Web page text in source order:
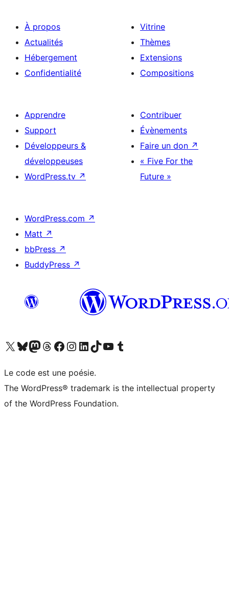
À propos
Actualités
Hébergement
Confidentialité
Vitrine
Thèmes
Extensions
Compositions
Apprendre
Support
Développeurs &
développeuses
WordPress.tv ↗
Contribuer
Évènements
Faire un don ↗
« Five For the
Future »
WordPress.com ↗
Matt ↗
bbPress ↗
BuddyPress ↗
Visitez notre compte X (précédemment Twitter)
Visiter notre compte Bluesky
Visiter notre compte Mastodon
Visiter notre compte Threads
Consulter notre compte Facebook
Consulter notre compte Instagram
Consulter notre compte LinkedIn
Visiter notre compte TokTok
Visiter notre chaîne YouTube
Visiter notre compte Tumblr
Le code est une poésie.
The WordPress® trademark is the intellectual property
of the WordPress Foundation.